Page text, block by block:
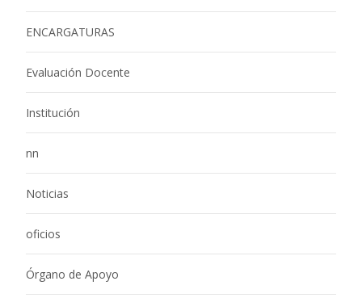
ENCARGATURAS
Evaluación Docente
Institución
nn
Noticias
oficios
Órgano de Apoyo